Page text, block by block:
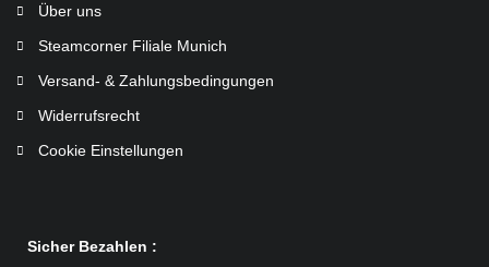
Über uns
Steamcorner Filiale Munich
Versand- & Zahlungsbedingungen
Widerrufsrecht
Cookie Einstellungen
Sicher Bezahlen :